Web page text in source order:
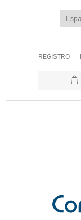
REGISTRO